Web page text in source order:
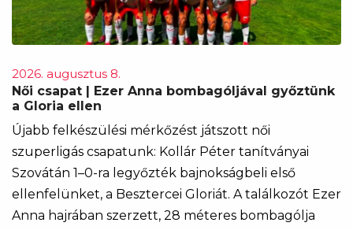
2026. augusztus 8.
Női csapat | Ezer Anna bombagóljával győztünk
a Gloria ellen
Újabb felkészülési mérkőzést játszott női
szuperligás csapatunk: Kollár Péter tanítványai
Szovátán 1–0-ra legyőzték bajnokságbeli első
ellenfelünket, a Besztercei Gloriát. A találkozót Ezer
Anna hajrában szerzett, 28 méteres bombagólja